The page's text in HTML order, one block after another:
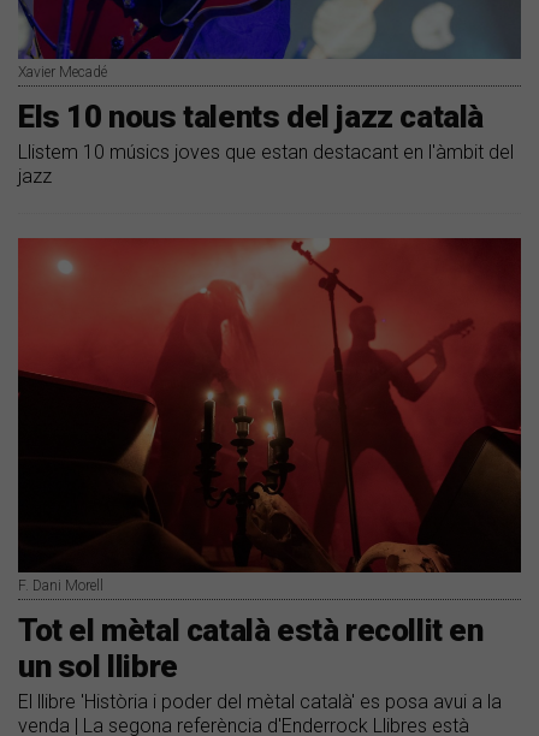
Xavier Mecadé
Els 10 nous talents del jazz català
Llistem 10 músics joves que estan destacant en l'àmbit del
jazz
F. Dani Morell
Tot el mètal català està recollit en
un sol llibre
El llibre 'Història i poder del mètal català' es posa avui a la
venda | La segona referència d'Enderrock Llibres està